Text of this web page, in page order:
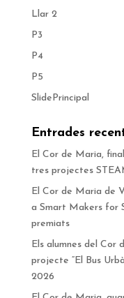
Llar 2
P3
P4
P5
SlidePrincipal
Entrades
El Cor de Maria,
tres projectes
El Cor de Maria de
a Smart Makers for
premiats
Els alumnes del Cor
projecte “El Bus
2026